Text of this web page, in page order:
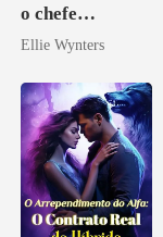
o chefe
arrogante
Ellie Wynters